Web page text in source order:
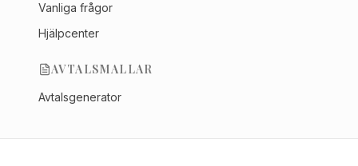
Vanliga frågor
Hjälpcenter
AVTALSMALLAR
Avtalsgenerator